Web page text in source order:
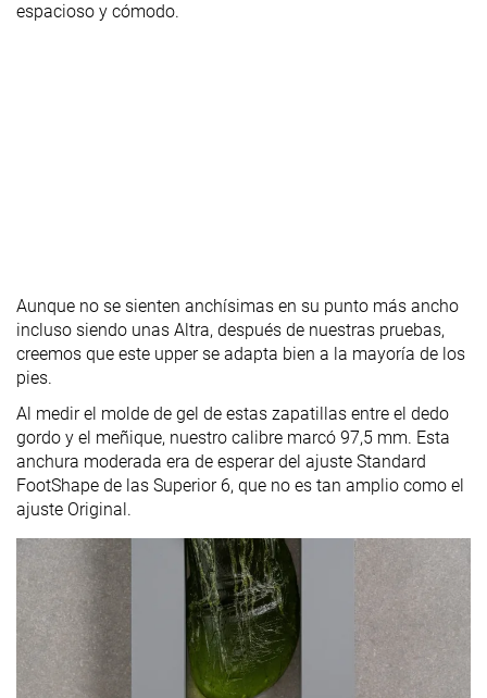
espacioso y cómodo.
Aunque no se sienten anchísimas en su punto más ancho
incluso siendo unas Altra, después de nuestras pruebas,
creemos que este upper se adapta bien a la mayoría de los
pies.
Al medir el molde de gel de estas zapatillas entre el dedo
gordo y el meñique, nuestro calibre marcó 97,5 mm. Esta
anchura moderada era de esperar del ajuste Standard
FootShape de las Superior 6, que no es tan amplio como el
ajuste Original.